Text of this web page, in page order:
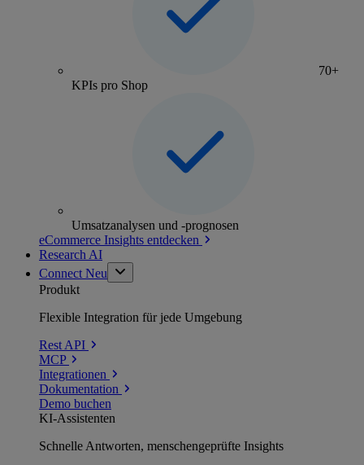
70+
KPIs pro Shop
Umsatzanalysen und -prognosen
eCommerce Insights entdecken
Research AI
Connect Neu
Produkt
Flexible Integration für jede Umgebung
Rest API
MCP
Integrationen
Dokumentation
Demo buchen
KI-Assistenten
Schnelle Antworten, menschengeprüfte Insights